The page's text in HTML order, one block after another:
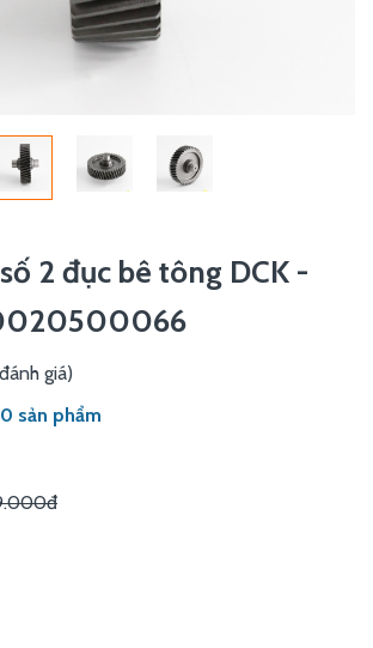
2 đục bê tông DCK -
giá)
sản phẩm